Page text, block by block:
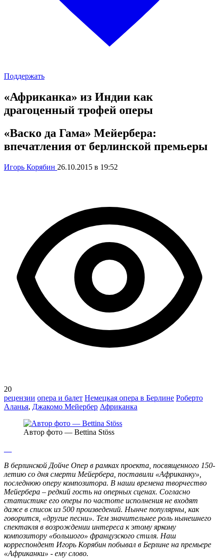
Поддержать
«Африканка» из Индии как
драгоценный трофей оперы
«Васко да Гама» Мейербера:
впечатления от берлинской премьеры
Игорь Корябин 26.10.2015 в 19:52
20
рецензии опера и балет Немецкая опера в Берлине Роберто
Аланья, Джакомо Мейербер Африканка
Автор фото — Bettina Stöss
В берлинской Дойче Опер в рамках проекта, посвященного 150-
летию со дня смерти Мейербера, поставили «Африканку»,
последнюю оперу композитора. В наши времена творчество
Мейербера – редкий гость на оперных сценах. Согласно
статистике его оперы по частоте исполнения не входят
даже в список из 500 произведений. Нынче популярны, как
говорится, «другие песни». Тем значительнее роль нынешнего
спектакля в возрождении интереса к этому яркому
композитору «большого» французского стиля. Наш
корреспондент Игорь Корябин побывал в Берлине на премьере
«Африканки» - ему слово.